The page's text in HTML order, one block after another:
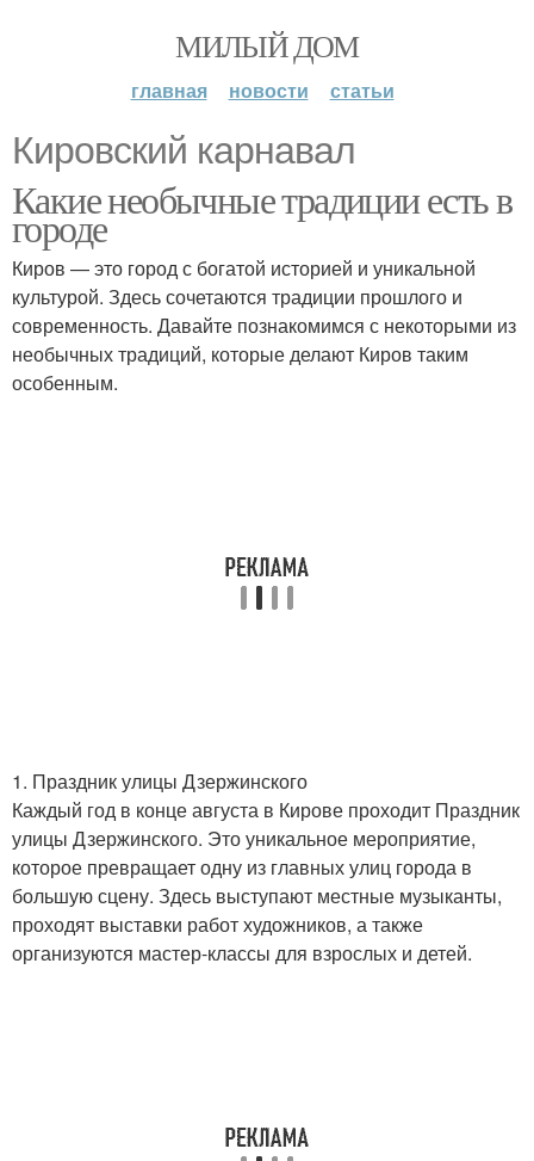
МИЛЫЙ ДОМ
главная новости статьи
Кировский карнавал
Какие необычные традиции есть в
городе
Киров — это город с богатой историей и уникальной
культурой. Здесь сочетаются традиции прошлого и
современность. Давайте познакомимся с некоторыми из
необычных традиций, которые делают Киров таким
особенным.
1. Праздник улицы Дзержинского
Каждый год в конце августа в Кирове проходит Праздник
улицы Дзержинского. Это уникальное мероприятие,
которое превращает одну из главных улиц города в
большую сцену. Здесь выступают местные музыканты,
проходят выставки работ художников, а также
организуются мастер-классы для взрослых и детей.